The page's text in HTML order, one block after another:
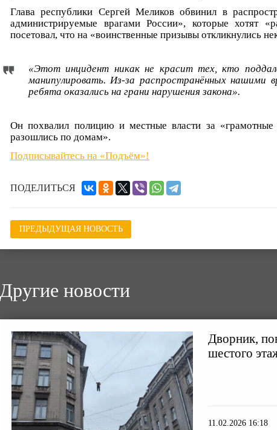
Глава республики Сергей Меликов обвинил в
администрируемые врагами России», которые хотят
посетовал, что на «воинственные призывы откликнулись
«Этот инцидент никак не красит тех, кто
манипулировать. Из-за распространённых нашими
ребята оказались на грани нарушения закона».
Он похвалил полицию и местные власти за
разошлись по домам».
Подписывайтесь на «Подъём»!
ПОДЕЛИТЬСЯ
ПРЕДЫДУЩАЯ НОВОСТЬ
Другие новости
Дворник,
шестого
11.02.2026 16:18